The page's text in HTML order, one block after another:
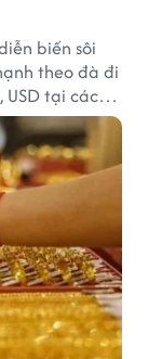
biến sôi
theo đà đi
tại các
tâm lập